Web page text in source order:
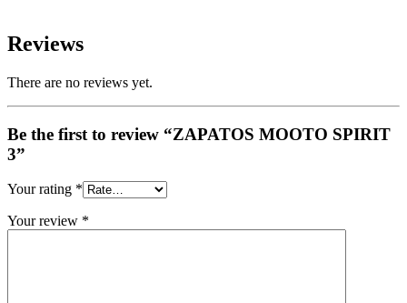
Reviews
There are no reviews yet.
Be the first to review “ZAPATOS MOOTO SPIRIT
3”
Your rating *
Your review *